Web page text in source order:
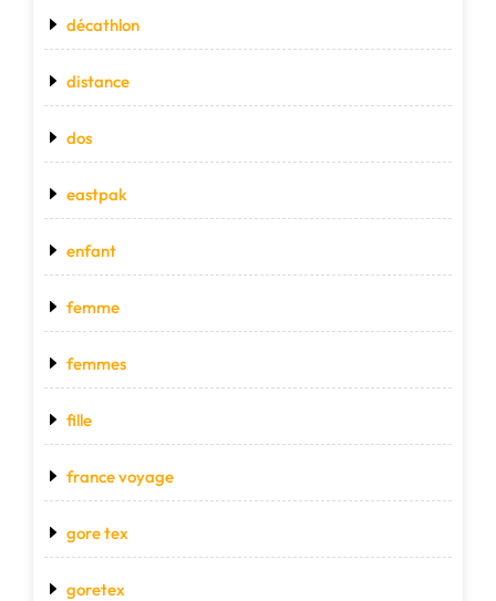
décathlon
distance
dos
eastpak
enfant
femme
femmes
fille
france voyage
gore tex
goretex